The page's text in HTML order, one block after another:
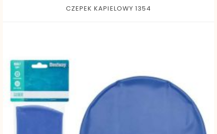
CZEPEK KAPIELOWY 1354